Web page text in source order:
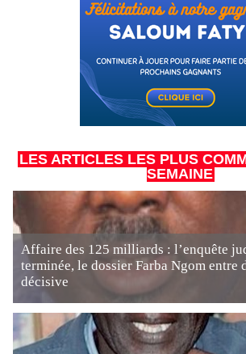
LES ARTICLES LES PLUS
SEMAINE
Affaire des 125 milliards : l’enquête
terminée, le dossier Farba Ngom entre
décisive